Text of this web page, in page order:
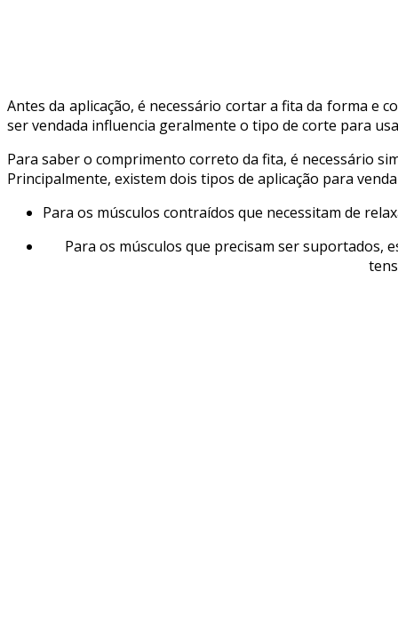
Antes da aplicação, é necessário cortar a fita da forma e
ser vendada influencia geralmente o tipo de corte para
Para saber o comprimento correto da fita, é necessário
Principalmente, existem dois tipos de aplicação para
Para os músculos contraídos que necessitam de
Para os músculos que precisam ser suportados,